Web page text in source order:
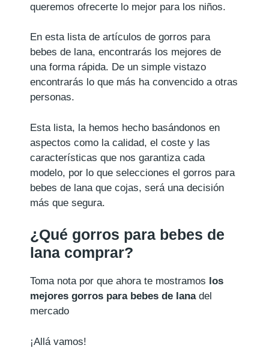
queremos ofrecerte lo mejor para los niños.
En esta lista de artículos de gorros para
bebes de lana, encontrarás los mejores de
una forma rápida. De un simple vistazo
encontrarás lo que más ha convencido a otras
personas.
Esta lista, la hemos hecho basándonos en
aspectos como la calidad, el coste y las
características que nos garantiza cada
modelo, por lo que selecciones el gorros para
bebes de lana que cojas, será una decisión
más que segura.
¿Qué gorros para bebes de
lana comprar?
Toma nota por que ahora te mostramos los
mejores gorros para bebes de lanadel
mercado
¡Allá vamos!